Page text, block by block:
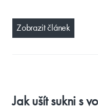
Zobrazit článek
Jak ušít sukni s